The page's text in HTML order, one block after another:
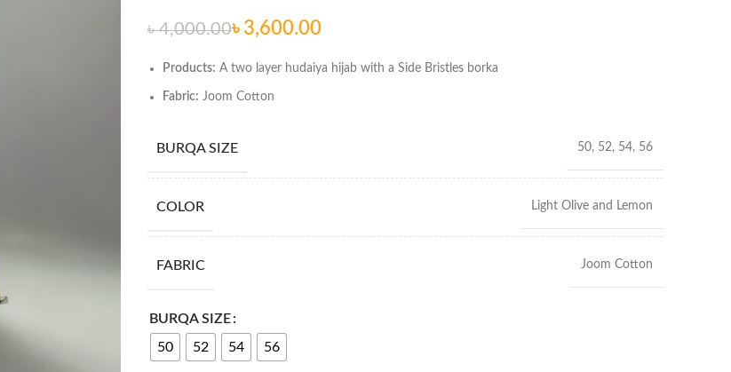
৳4,000.00৳ 3,600.00
Products: A two layer hudaiya hijab with a Side Bristles borka
Fabric: Joom Cotton
BURQA SIZE 50, 52, 54, 56
COLOR Light Olive and Lemon
FABRIC Joom Cotton
BURQA SIZE
50
52 54 56